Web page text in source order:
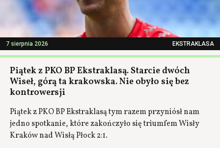
7 sierpnia 2026 EKSTRAKLASA
Piątek z PKO BP Ekstraklasą. Starcie dwóch
Wiseł, górą ta krakowska. Nie obyło się bez
kontrowersji
Piątek z PKO BP Ekstraklasą tym razem przyniósł nam
jedno spotkanie, które zakończyło się triumfem Wisły
Kraków nad Wisłą Płock 2:1.